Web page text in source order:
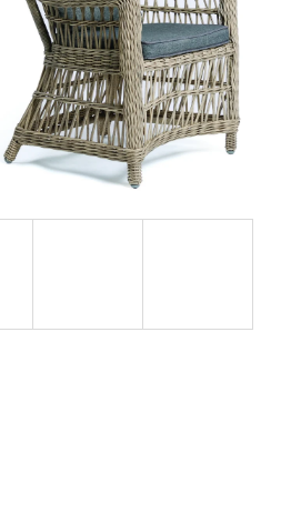
Odporúčame